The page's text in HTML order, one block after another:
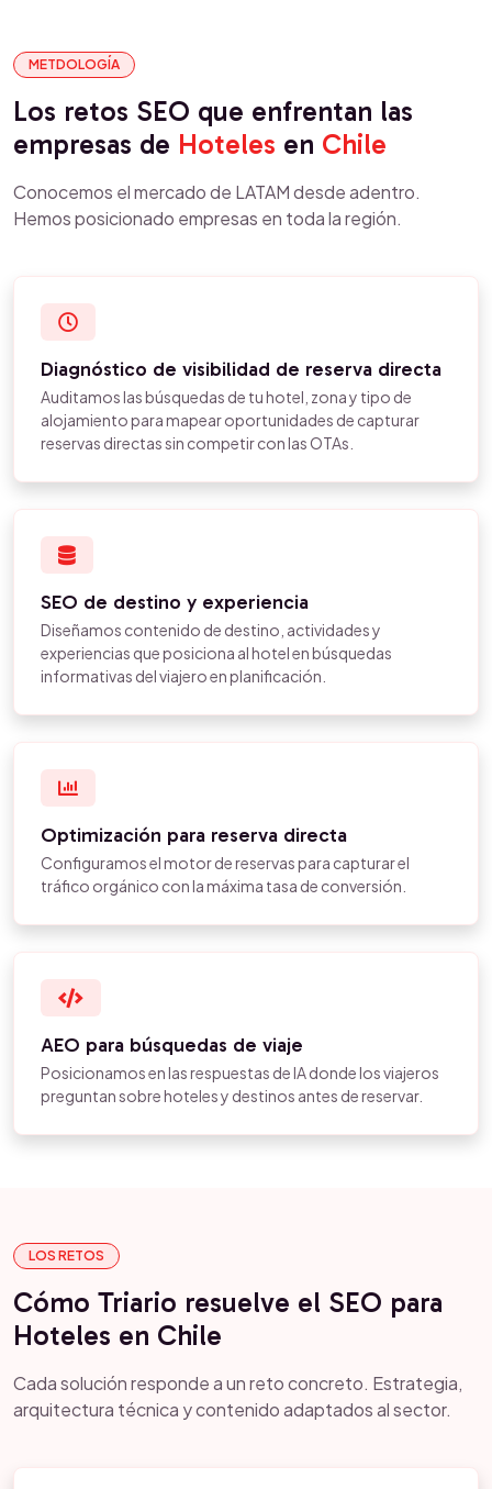
METDOLOGÍA
Los retos SEO que enfrentan las
empresas de Hoteles en Chile
Conocemos el mercado de LATAM desde adentro.
Hemos posicionado empresas en toda la región.
Diagnóstico de visibilidad de reserva directa
Auditamos las búsquedas de tu hotel, zona y tipo de
alojamiento para mapear oportunidades de capturar
reservas directas sin competir con las OTAs.
SEO de destino y experiencia
Diseñamos contenido de destino, actividades y
experiencias que posiciona al hotel en búsquedas
informativas del viajero en planificación.
Optimización para reserva directa
Configuramos el motor de reservas para capturar el
tráfico orgánico con la máxima tasa de conversión.
AEO para búsquedas de viaje
Posicionamos en las respuestas de IA donde los viajeros
preguntan sobre hoteles y destinos antes de reservar.
LOS RETOS
Cómo Triario resuelve el SEO para
Hoteles en Chile
Cada solución responde a un reto concreto. Estrategia,
arquitectura técnica y contenido adaptados al sector.